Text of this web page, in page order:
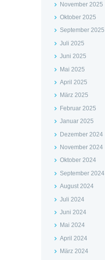
November 2025
Oktober 2025
September 2025
Juli 2025
Juni 2025
Mai 2025
April 2025
März 2025
Februar 2025
Januar 2025
Dezember 2024
November 2024
Oktober 2024
September 2024
August 2024
Juli 2024
Juni 2024
Mai 2024
April 2024
März 2024